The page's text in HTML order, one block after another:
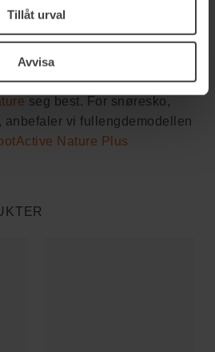
Tillåt urval
Avvisa
for hælspore
egnerFootActive
seg best. For snøresko,
anbefaler vi fullengdemodellen
Nature Plus